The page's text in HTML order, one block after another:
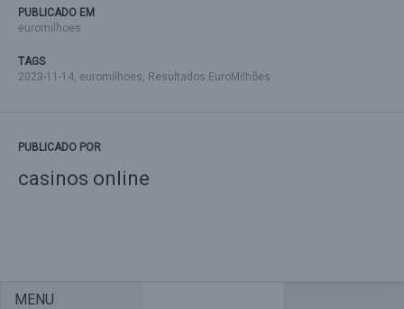
PUBLICADO EM
euromilhoes
TAGS
2023-11-14, euromilhoes, Resultados EuroMilhões
PUBLICADO POR
casinos online
MENU